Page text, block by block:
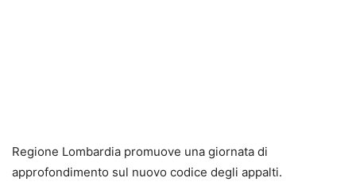
Regione Lombardia promuove una giornata di
approfondimento sul nuovo codice degli appalti.